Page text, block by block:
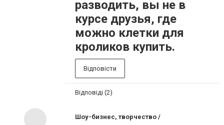
разводить, вы не в
курсе друзья, где
можно клетки для
кроликов купить.
Відповісти
Відповіді (2)
Шоу-бизнес, творчество /